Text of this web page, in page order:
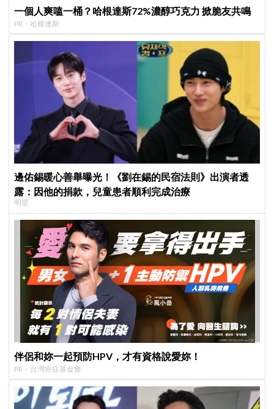
一個人爽嗑一桶？哈根達斯72%濃醇巧克力 掀脆友共鳴
PR・哈根達斯
邊佑錫暖心善舉曝光！《劉在錫的民宿法則》出演者透
露：因他的捐款，兒童患者順利完成治療
明星
伴侶和妳一起預防HPV，才有資格說愛妳！
PR・台灣癌症基金會